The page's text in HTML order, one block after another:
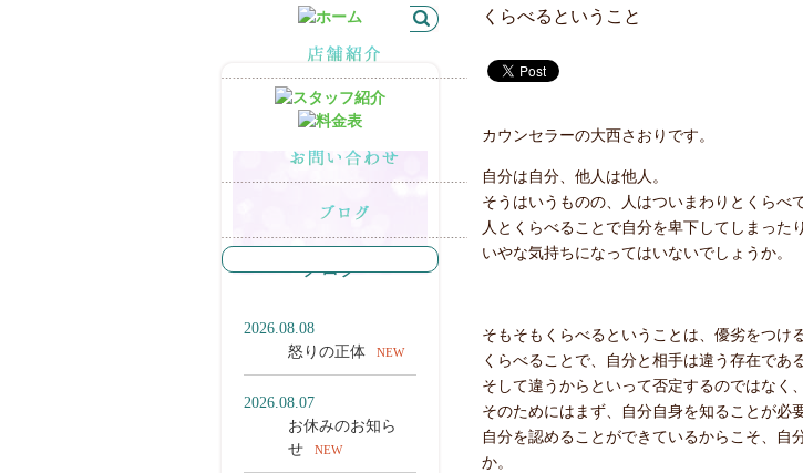
くらべるということ
カウンセラーの大西さおりです。
自分は自分、他人は他人。
そうはいうものの、人はついまわりとくらべ
人とくらべることで自分を卑下してしまった
いやな気持ちになってはいないでしょうか。
そもそもくらべるということは、優劣をつけ
くらべることで、自分と相手は違う存在であ
そして違うからといって否定するのではなく
そのためにはまず、自分自身を知ることが必
自分を認めることができているからこそ、自
か。
ブログ
2026.08.08
怒りの正体
NEW
2026.08.07
お休みのお知ら
せ
NEW